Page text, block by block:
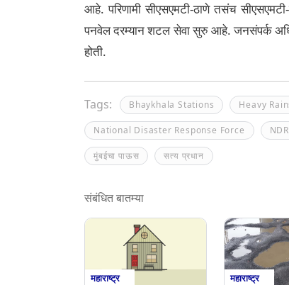
आहे. परिणामी सीएसएमटी-ठाणे तसंच
पनवेल दरम्यान शटल सेवा सुरु आहे. जनसंपर्क
होती.
Tags: Bhaykhala Stations Heavy
National Disaster Response Force
मुंबईचा पाऊस सत्य प्रधान
संबंधित बातम्या
महाराष्ट्र महाराष्ट्र